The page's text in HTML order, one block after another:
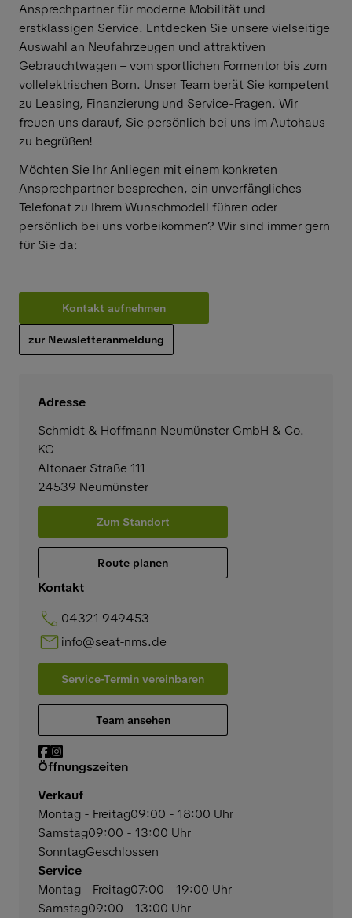
Ansprechpartner für moderne Mobilität und
erstklassigen Service. Entdecken Sie unsere vielseitige
Auswahl an Neufahrzeugen und attraktiven
Gebrauchtwagen – vom sportlichen Formentor bis zum
vollelektrischen Born. Unser Team berät Sie kompetent
zu Leasing, Finanzierung und Service-Fragen. Wir
freuen uns darauf, Sie persönlich bei uns im Autohaus
zu begrüßen!
Möchten Sie Ihr Anliegen mit einem konkreten
Ansprechpartner besprechen, ein unverfängliches
Telefonat zu Ihrem Wunschmodell führen oder
persönlich bei uns vorbeikommen? Wir sind immer gern
für Sie da:
Kontakt aufnehmen
zur Newsletteranmeldung
Adresse
Schmidt & Hoffmann Neumünster GmbH & Co.
KG
Altonaer Straße 111
24539 Neumünster
Zum Standort
Route planen
Kontakt
04321 949453
info@seat-nms.de
Service-Termin vereinbaren
Team ansehen
Öffnungszeiten
Verkauf
Montag - Freitag09:00 - 18:00 Uhr
Samstag09:00 - 13:00 Uhr
SonntagGeschlossen
Service
Montag - Freitag07:00 - 19:00 Uhr
Samstag09:00 - 13:00 Uhr